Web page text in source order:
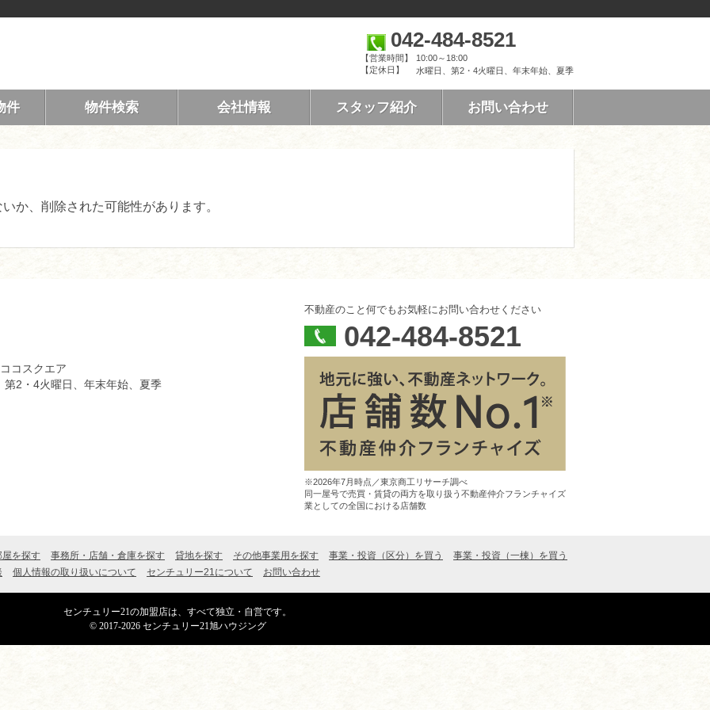
042-484-8521
【営業時間】
10:00～18:00
【定休日】
水曜日、第2・4火曜日、年末年始、夏季
件 物件検索 会社情報 スタッフ紹介 お問い合わせ
か、削除された可能性があります。
コスクエア
第2・4火曜日、年末年始、夏季
不動産のこと何でもお気軽にお問い合わせください
042-484-8521
※2026年7月時点／東京商工リサーチ調べ
同一屋号で売買・賃貸の両方を取り扱う不動産仲介フランチャイズ
業としての全国における店舗数
屋を探す 事務所・店舗・倉庫を探す 貸地を探す その他事業用を探す 事業・投資（区分）を買う
事業・投資（一棟）を買う
個人情報の取り扱いについて センチュリー21について お問い合わせ
センチュリー21の加盟店は、すべて独立・自営です。
© 2017-2026 センチュリー21旭ハウジング